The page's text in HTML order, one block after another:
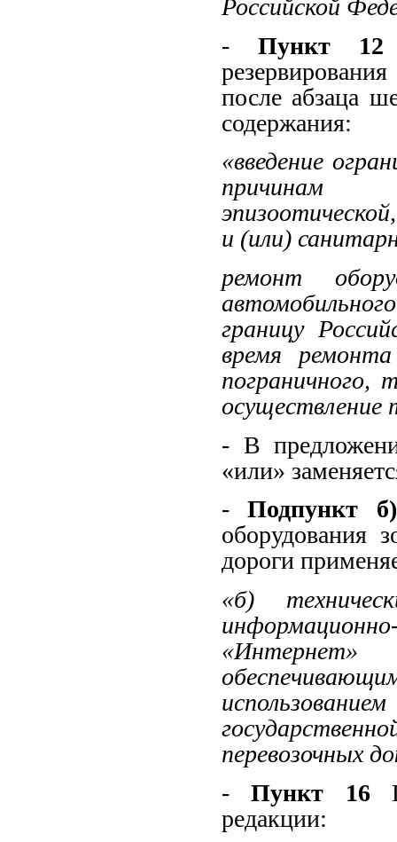
Российской
- Пункт 12
после абзаца
содержания:
«введение
причинам
и (или)
ремонт
границу
время
пограничного,
осуществление
- В
«или»
-Подпункт
оборудования
дороги
«б)
перевозочных
-Пункт 16
редакции: